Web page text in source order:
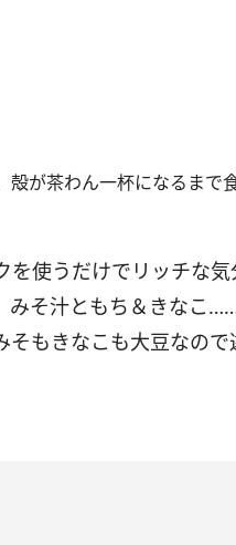
が茶わん一杯になるまで
使うだけでリッチな
みそ汁ともち＆きなこ
もきなこも大豆なの